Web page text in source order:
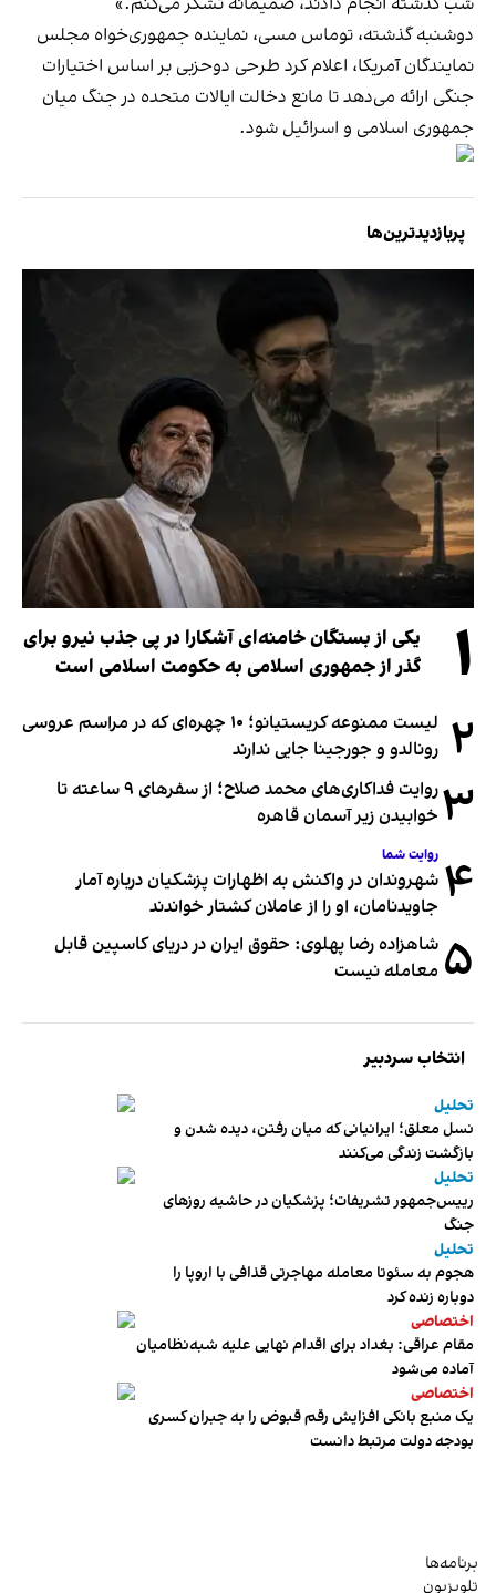
دوشنبه گذشته، توماس مسی، نماینده جمهوری‌خواه مجلس
نمایندگان آمریکا، اعلام کرد طرحی دوحزبی بر اساس اختیارات
جنگی ارائه می‌دهد تا مانع دخالت ایالات متحده در جنگ میان
جمهوری اسلامی و اسرائیل شود.
پربازدیدترین‌ها
۱
یکی از بستگان خامنه‌ای آشکارا در پی جذب نیرو برای
گذر از جمهوری اسلامی به حکومت اسلامی است
۲
لیست ممنوعه کریستیانو؛ ۱۰ چهره‌ای که در مراسم عروسی
رونالدو و جورجینا جایی ندارند
۳
روایت فداکاری‌های محمد صلاح؛ از سفرهای ۹ ساعته تا
خوابیدن زیر آسمان قاهره
۴ روایت شما
شهروندان در واکنش به اظهارات پزشکیان درباره آمار
جاویدنامان، او را از عاملان کشتار خواندند
۵ شاهزاده رضا پهلوی: حقوق ایران در دریای کاسپین قابل
معامله نیست
انتخاب سردبیر
تحلیل
نسل معلق؛ ایرانیانی که میان رفتن، دیده شدن و
بازگشت زندگی می‌کنند
تحلیل
رییس‌جمهور تشریفات؛ پزشکیان در حاشیه روزهای
جنگ
تحلیل
هجوم به سئوتا معامله مهاجرتی قذافی با اروپا را
دوباره زنده کرد
اختصاصی
مقام عراقی: بغداد برای اقدام نهایی علیه شبه‌نظامیان
آماده می‌شود
اختصاصی
یک منبع بانکی افزایش رقم قبوض را به جبران کسری
بودجه دولت مرتبط دانست
برنامه‌ها
تلویزیون